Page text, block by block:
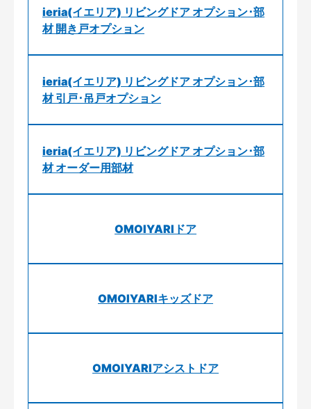
ieria(イエリア) リビングドア オプション･部
材 開き戸オプション
ieria(イエリア) リビングドア オプション･部
材 引戸･吊戸オプション
ieria(イエリア) リビングドア オプション･部
材 オーダー用部材
OMOIYARIドア
OMOIYARIキッズドア
OMOIYARIアシストドア